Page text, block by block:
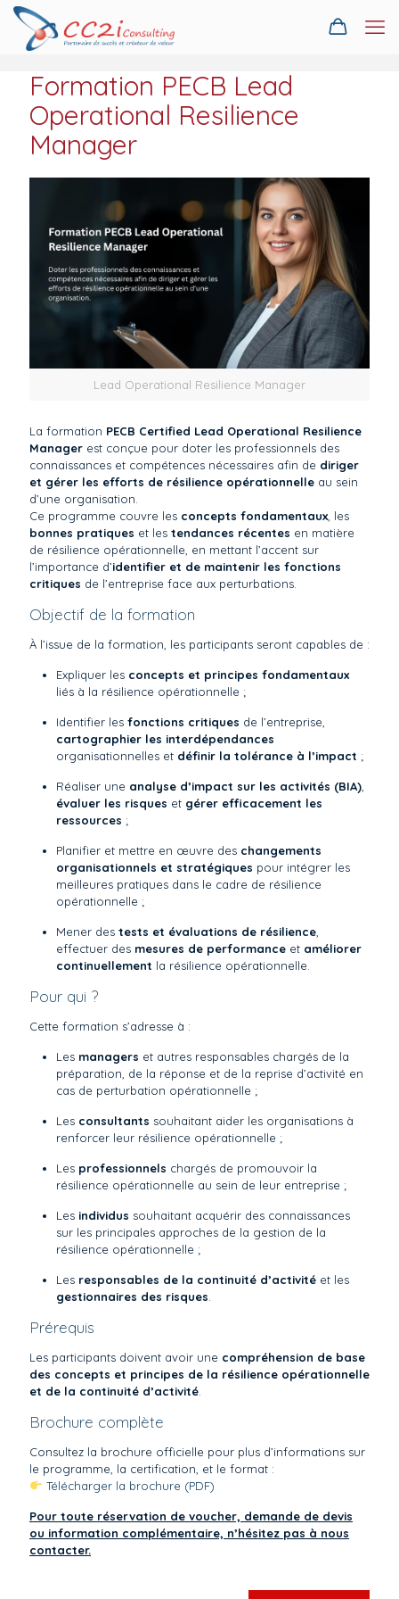
Formation PECB Lead
Operational Resilience
Manager
Lead Operational Resilience Manager
La formation PECB Certified Lead Operational Resilience
Manager est conçue pour doter les professionnels des
connaissances et compétences nécessaires afin de diriger
et gérer les efforts de résilience opérationnelle au sein
d’une organisation.
Ce programme couvre les concepts fondamentaux , les
bonnes pratiques et les tendances récentes en matière
de résilience opérationnelle, en mettant l’accent sur
l’importance d’identifier et de maintenir les fonctions
critiques de l’entreprise face aux perturbations.
Objectif de la formation
À l’issue de la formation, les participants seront capables de :
Expliquer les concepts et principes fondamentaux
liés à la résilience opérationnelle ;
Identifier les fonctions critiques de l’entreprise,
cartographier les interdépendances
organisationnelles et définir la tolérance à l’impact ;
Réaliser une analyse d’impact sur les activités (BIA)
évaluer les risques et gérer efficacement les
ressources ;
Planifier et mettre en œuvre des changements
organisationnels et stratégiques pour intégrer les
meilleures pratiques dans le cadre de résilience
opérationnelle ;
Mener des tests et évaluations de résilience
effectuer des mesures de performance et améliorer
continuellement la résilience opérationnelle.
Pour qui ?
Cette formation s’adresse à :
Les managers et autres responsables chargés de la
préparation, de la réponse et de la reprise d’activité en
cas de perturbation opérationnelle ;
Les consultants souhaitant aider les organisations à
renforcer leur résilience opérationnelle ;
Les professionnels chargés de promouvoir la
résilience opérationnelle au sein de leur entreprise ;
Les individus souhaitant acquérir des connaissances
sur les principales approches de la gestion de la
résilience opérationnelle ;
Les responsables de la continuité d’activité et les
gestionnaires des risques
Prérequis
Les participants doivent avoir une compréhension de base
des concepts et principes de la résilience opérationnelle
et de la continuité d’activité
Brochure complète
Consultez la brochure officielle pour plus d’informations sur
le programme, la certification, et le format :
Télécharger la brochure (PDF)
Pour toute réservation de voucher, demande de devis
ou information complémentaire, n’hésitez pas à nous
contacter.